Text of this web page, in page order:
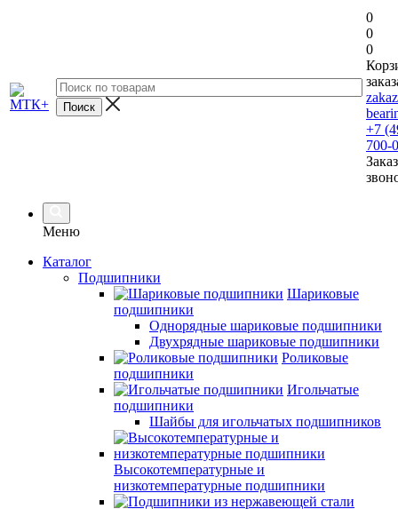
0
0
0
+7
700-
Меню
Каталог
Подшипники
Шариковые
подшипники
Однорядные шариковые подшипники
Двухрядные шариковые подшипники
Роликовые
подшипники
Игольчатые
подшипники
Шайбы для игольчатых подшипников
Высокотемпературные и
низкотемпературные подшипники